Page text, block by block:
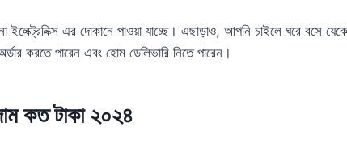
ইলেক্ট্রনিক্স এর দোকানে পাওয়া যাচ্ছে। এছাড়াও, আপনি চাইলে ঘরে বসে
করতে পারেন এবং হোম ডেলিভারি নিতে পারেন।
কত টাকা ২০২৪